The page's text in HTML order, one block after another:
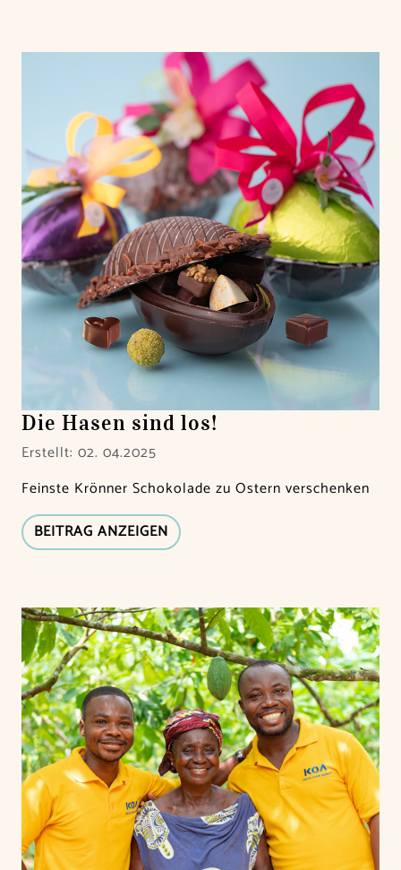
Die Hasen sind los!
Erstellt: 02. 04.2025
Feinste Krönner Schokolade zu Ostern verschenken
BEITRAG ANZEIGEN